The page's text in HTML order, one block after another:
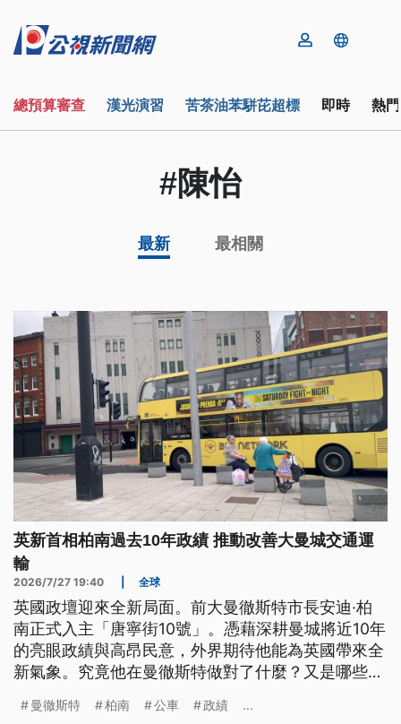
總預算審查 漢光演習 苦茶油苯駢芘超標 即時 熱
#陳怡
最新 最相關
英新首相柏南過去10年政績 推動改善大曼城交通運
輸
2026/7/27 19:40 全球
英國政壇迎來全新局面。前大曼徹斯特市長安迪·柏
南正式入主「唐寧街10號」。憑藉深耕曼城將近10年
的亮眼政績與高昂民意，外界期待他能為英國帶來全
新氣象。究竟他在曼徹斯特做對了什麼？又是哪些扎
者？公視國際記者特別走訪曼徹斯特，為您實地追
曼徹斯特 柏南 公車 政績 ...